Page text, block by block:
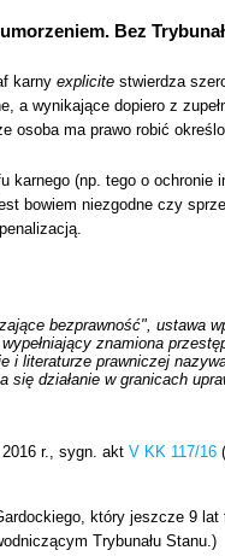
Bez
karny explicite stwierdza
wynikające dopiero z
osoba ma prawo robić
karnego (np. tego o
bowiem niezgodne czy
bezprawność", ustawa
znamiona
i literaturze prawniczej
się działanie w granicach
r., sygn. akt V KK 117/16
który jeszcze 9
Trybunału Stanu.)